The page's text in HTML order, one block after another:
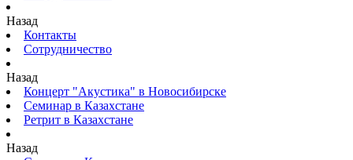
Назад
Контакты
Сотрудничество
Назад
Концерт "Акустика" в Новосибирске
Семинар в Казахстане
Ретрит в Казахстане
Назад